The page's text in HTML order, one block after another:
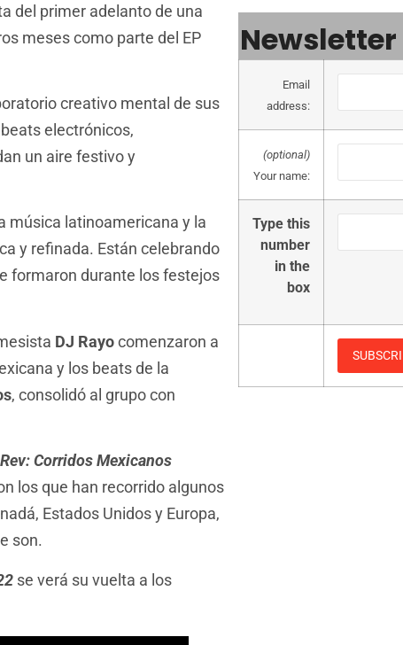
del primer adelanto de una
meses como parte del EP
creativo mental de sus
electrónicos,
un aire festivo y
música latinoamericana y la
y refinada. Están celebrando
formaron durante los festejos
DJ Rayocomenzaron a
y los beats de la
, consolidó al grupo con
Corridos Mexicanos
los que han recorrido algunos
Estados Unidos y Europa,
son.
se verá su vuelta a los
Newsletter
Email
address:
(optional)
Your name:
Type this
number
in the
box